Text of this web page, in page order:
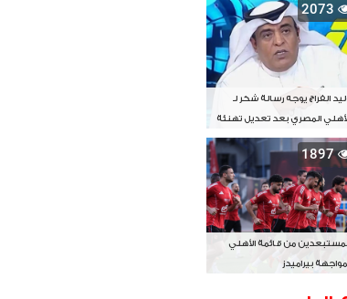
2073
الفراج يوجه رسالة شكر لـ
المصري بعد تعديل تهنئة
آسيا
1897
من قائمة الأهلي
بيراميدز